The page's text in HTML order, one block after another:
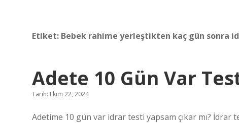
Etiket: Bebek rahime yerleştikten kaç gün sonra
Adete 10 Gün Var
Tarih: Ekim 22, 2024
Adetime 10 gün var idrar testi yapsam çıkar mı? İdrar